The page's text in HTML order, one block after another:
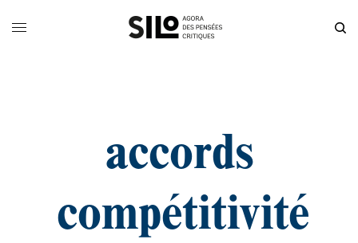
accords
compétitivité